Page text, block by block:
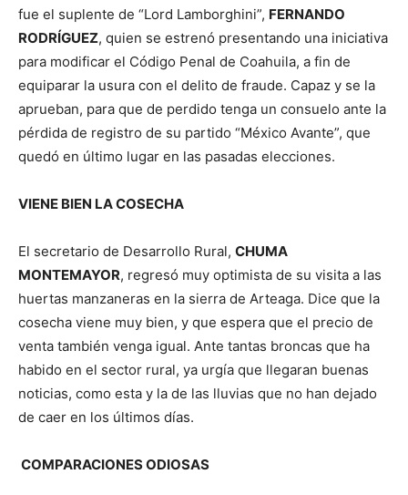
fue el suplente de “Lord Lamborghini”, FERNANDO
RODRÍGUEZ, quien se estrenó presentando una iniciativa
para modificar el Código Penal de Coahuila, a fin de
equiparar la usura con el delito de fraude. Capaz y se la
aprueban, para que de perdido tenga un consuelo ante la
pérdida de registro de su partido “México Avante”, que
quedó en último lugar en las pasadas elecciones.
VIENE BIEN LA COSECHA
El secretario de Desarrollo Rural, CHUMA
MONTEMAYOR, regresó muy optimista de su visita a las
huertas manzaneras en la sierra de Arteaga. Dice que la
cosecha viene muy bien, y que espera que el precio de
venta también venga igual. Ante tantas broncas que ha
habido en el sector rural, ya urgía que llegaran buenas
noticias, como esta y la de las lluvias que no han dejado
de caer en los últimos días.
COMPARACIONES ODIOSAS